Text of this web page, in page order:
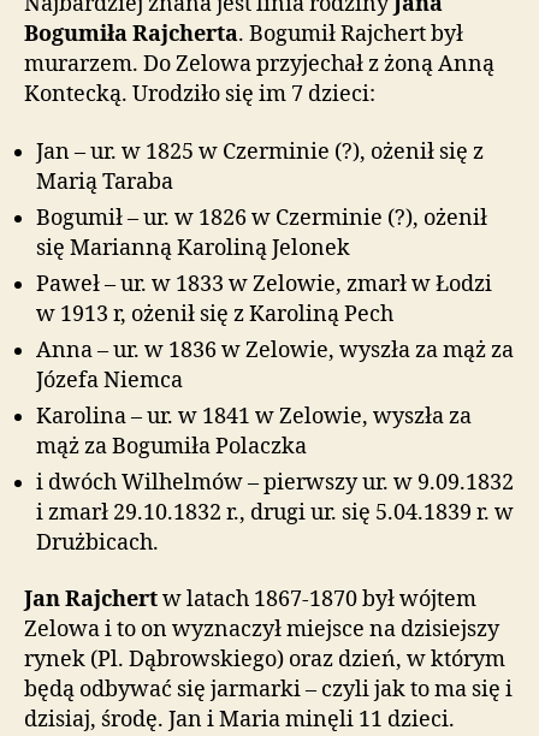
Bogumiła Rajcherta. Bogumił Rajchert był
murarzem. Do Zelowa przyjechał z żoną Anną
Kontecką. Urodziło się im 7 dzieci:
Jan – ur. w 1825 w Czerminie (?), ożenił się z
Marią Taraba
Bogumił – ur. w 1826 w Czerminie (?), ożenił
się Marianną Karoliną Jelonek
Paweł – ur. w 1833 w Zelowie, zmarł w Łodzi
w 1913 r, ożenił się z Karoliną Pech
Anna – ur. w 1836 w Zelowie, wyszła za mąż za
Józefa Niemca
Karolina – ur. w 1841 w Zelowie, wyszła za
mąż za Bogumiła Polaczka
i dwóch Wilhelmów – pierwszy ur. w 9.09.1832
i zmarł 29.10.1832 r., drugi ur. się 5.04.1839 r. w
Drużbicach.
Jan Rajchertw latach 1867-1870 był wójtem
Zelowa i to on wyznaczył miejsce na dzisiejszy
rynek (Pl. Dąbrowskiego) oraz dzień, w którym
będą odbywać się jarmarki – czyli jak to ma się i
dzisiaj, środę. Jan i Maria minęli 11 dzieci.